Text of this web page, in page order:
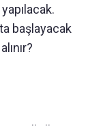
başlayacak